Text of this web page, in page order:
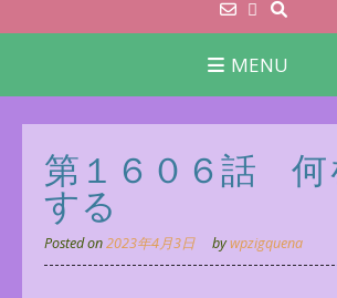
MENU
第１６０６話 何
する
Posted on2023年4月3日 bywpzigquena